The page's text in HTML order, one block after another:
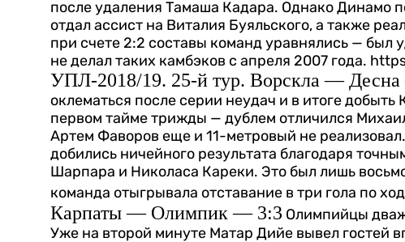
после удаления Тамаша Кадара. Однако Динамо
отдал ассист на Виталия Буяльского, а также
при счете 2:2 составы команд уравнялись — был
не делал таких камбэков с апреля 2007 года.
УПЛ-2018/19. 25-й тур. Ворскла —
оклематься после серии неудач и в итоге
первом тайме трижды — дублем отличился
Артем Фаворов еще и 11-метровый не
добились ничейного результата благодаря
Шарпара и Николаса Кареки. Это был лишь
команда отыгрывала отставание в три гола по
Карпаты — Олимпик — 3:3 Олимпийцы
Уже на второй минуте Матар Дийе вывел гостей